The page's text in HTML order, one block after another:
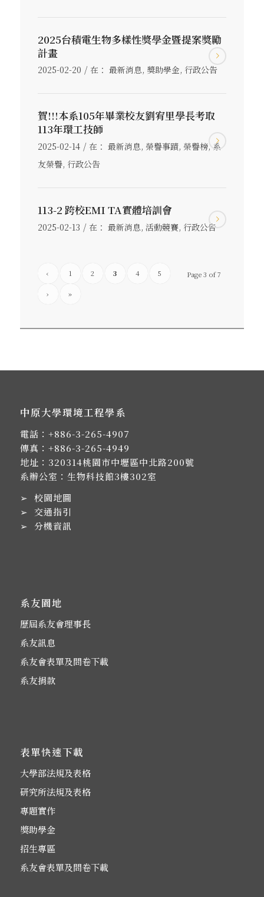
2025台積電生物多樣性獎學金暨提案獎勵
計畫
2025-02-20 / 在： 最新消息, 獎助學金, 行政公告
賀!!!本系105年畢業校友劉宥里學長考取
113年環工技師
2025-02-14 / 在： 最新消息, 榮譽事蹟, 榮譽榜, 系
友榮譽, 行政公告
113-2 跨校EMI TA實體培訓會
2025-02-13 / 在： 最新消息, 活動競賽, 行政公告
Page 3 of 7
‹ 1 2 3 4 5
› »
中原大學環境工程學系
電話： +886-3-265-4907
傳真：+886-3-265-4949
地址： 320314桃園市中壢區中北路200號
系辦公室：生物科技館3樓302室
➢ 校園地圖
➢ 交通指引
➢ 分機資訊
系友園地
歷屆系友會理事長
系友訊息
系友會表單及問卷下載
系友捐款
表單快速下載
大學部法規及表格
研究所法規及表格
專題實作
獎助學金
招生專區
系友會表單及問卷下載